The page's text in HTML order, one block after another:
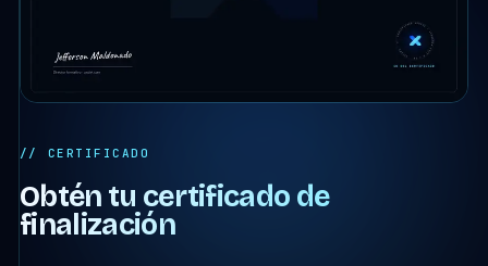
// CERTIFICADO
Obtén tu certificado de
finalización